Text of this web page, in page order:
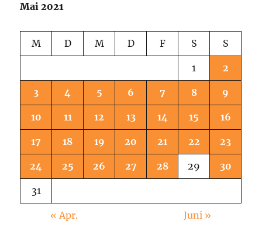
Mai 2021
M D M D F S S
1 2
3 4 5 6 7 8 9
10 11 12 13 14 15 16
17 18 19 20 21 22 23
24 25 26 27 28 29 30
31
« Apr. Juni »